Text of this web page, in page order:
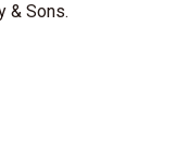
& Sons.